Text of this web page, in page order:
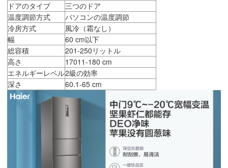
ドアのタイプ
三つのドア
温度調節方式
パソコンの温度調節
冷房方式
風冷（霜なし）
幅
60 cm以下
総容積
201-250リットル
高さ
17011-180 cm
エネルギーレベル2級の効率
深さ
60.1-65 cm